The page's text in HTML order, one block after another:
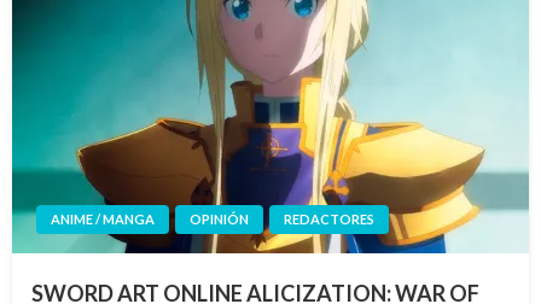
ANIME / MANGA OPINIÓN REDACTORES
SWORD ART ONLINE ALICIZATION: WAR OF